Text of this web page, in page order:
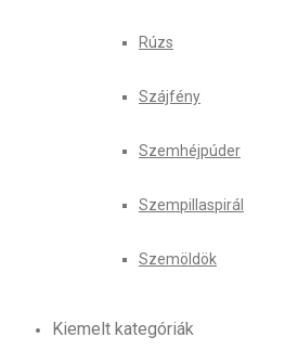
Rúzs
Szájfény
Szemhéjpúder
Szempillaspirál
Szemöldök
Kiemelt kategóriák